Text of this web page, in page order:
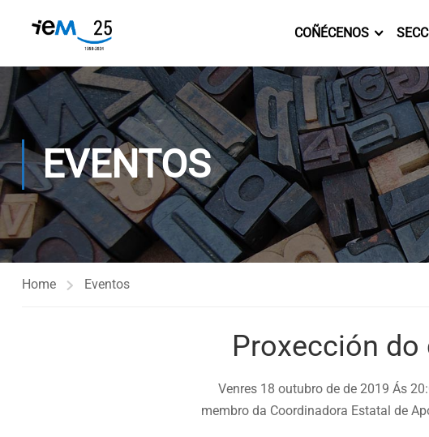
COÑÉCENOS
EVENTOS
Home Eventos
Proxección do
Venres 18 outubro de de 2019 Ás
membro da Coordinadora Estatal de